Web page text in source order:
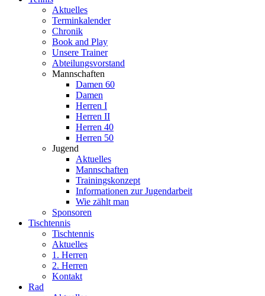
Aktuelles
Terminkalender
Chronik
Book and Play
Unsere Trainer
Abteilungsvorstand
Mannschaften
Damen 60
Damen
Herren I
Herren II
Herren 40
Herren 50
Jugend
Aktuelles
Mannschaften
Trainingskonzept
Informationen zur Jugendarbeit
Wie zählt man
Sponsoren
Tischtennis
Tischtennis
Aktuelles
1. Herren
2. Herren
Kontakt
Rad